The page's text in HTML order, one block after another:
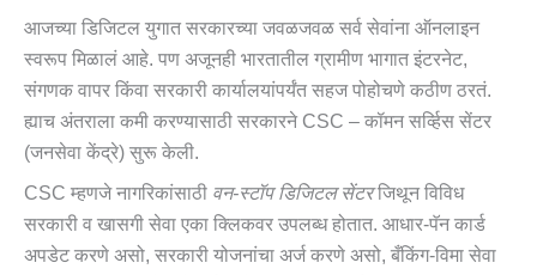
आजच्या डिजिटल युगात सरकारच्या जवळजवळ सर्व सेवांना ऑनलाइन
स्वरूप मिळालं आहे. पण अजूनही भारतातील ग्रामीण भागात इंटरनेट,
संगणक वापर किंवा सरकारी कार्यालयांपर्यंत सहज पोहोचणे कठीण ठरतं.
ह्याच अंतराला कमी करण्यासाठी सरकारने CSC – कॉमन सर्व्हिस सेंटर
(जनसेवा केंद्रे) सुरू केली.
CSC म्हणजे नागरिकांसाठी वन-स्टॉप डिजिटल सेंटरजिथून विविध
सरकारी व खासगी सेवा एका क्लिकवर उपलब्ध होतात. आधार-पॅन कार्ड
अपडेट करणे असो, सरकारी योजनांचा अर्ज करणे असो, बँकिंग-विमा सेवा